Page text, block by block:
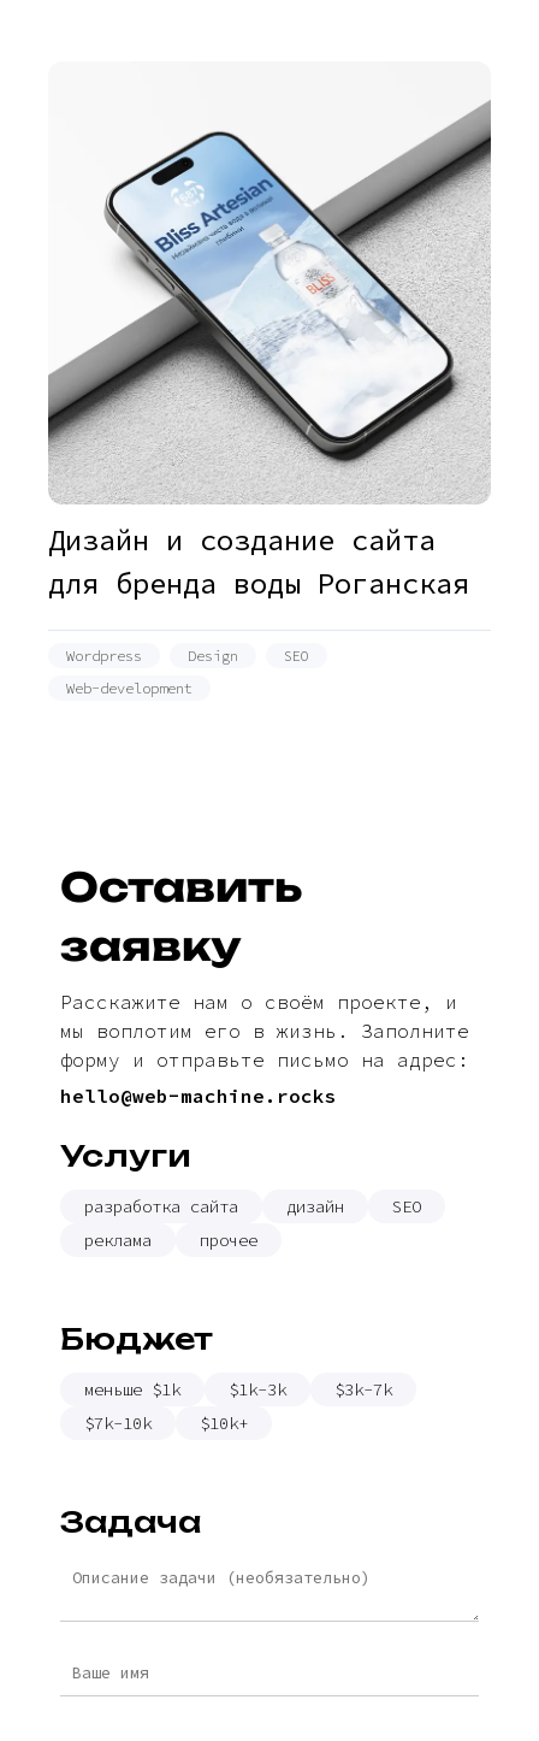
Дизайн и создание сайта
для бренда воды Роганская
Wordpress Design
SEO
Web-development
Оставить
заявку
Расскажите нам о своём проекте, и
мы воплотим его в жизнь. Заполните
форму и отправьте письмо на адрес:
hello@web-machine.rocks
Услуги
разработка сайта дизайн
SEO
реклама
прочее
Бюджет
меньше $1k $1k-3k
$3k-7k
$7k-10k
$10k+
Задача